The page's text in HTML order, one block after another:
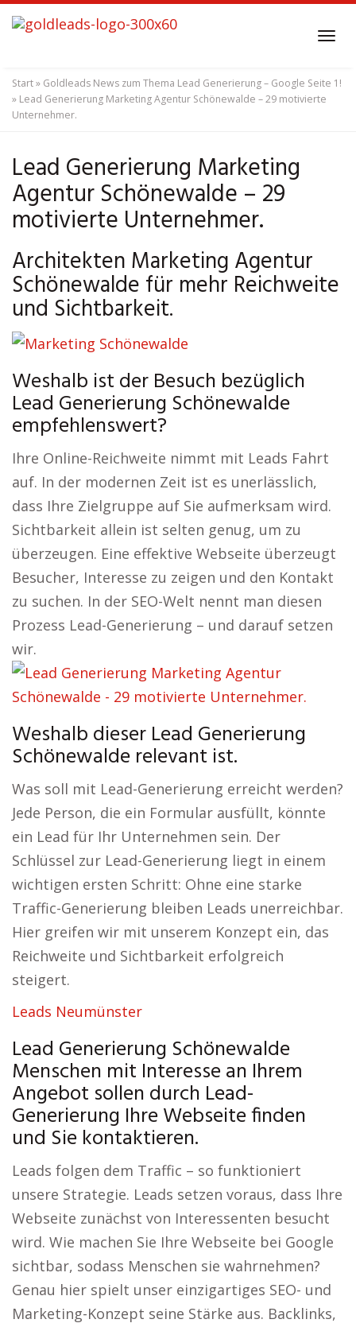
Skip
to
content
Start» Goldleads News zum Thema Lead Generierung – Google Seite 1!
» Lead Generierung Marketing Agentur Schönewalde – 29 motivierte
Unternehmer.
Lead Generierung Marketing
Agentur Schönewalde – 29
motivierte Unternehmer.
Architekten Marketing Agentur
Schönewalde für mehr Reichweite
und Sichtbarkeit.
Weshalb ist der Besuch bezüglich
Lead Generierung Schönewalde
empfehlenswert?
Ihre Online-Reichweite nimmt mit Leads Fahrt
auf. In der modernen Zeit ist es unerlässlich,
dass Ihre Zielgruppe auf Sie aufmerksam wird.
Sichtbarkeit allein ist selten genug, um zu
überzeugen. Eine effektive Webseite überzeugt
Besucher, Interesse zu zeigen und den Kontakt
zu suchen. In der SEO-Welt nennt man diesen
Prozess Lead-Generierung – und darauf setzen
wir.
Weshalb dieser Lead Generierung
Schönewalde relevant ist.
Was soll mit Lead-Generierung erreicht werden?
Jede Person, die ein Formular ausfüllt, könnte
ein Lead für Ihr Unternehmen sein. Der
Schlüssel zur Lead-Generierung liegt in einem
wichtigen ersten Schritt: Ohne eine starke
Traffic-Generierung bleiben Leads unerreichbar.
Hier greifen wir mit unserem Konzept ein, das
Reichweite und Sichtbarkeit erfolgreich
steigert.
Leads Neumünster
Lead Generierung Schönewalde
Menschen mit Interesse an Ihrem
Angebot sollen durch Lead-
Generierung Ihre Webseite finden
und Sie kontaktieren.
Leads folgen dem Traffic – so funktioniert
unsere Strategie. Leads setzen voraus, dass Ihre
Webseite zunächst von Interessenten besucht
wird. Wie machen Sie Ihre Webseite bei Google
sichtbar, sodass Menschen sie wahrnehmen?
Genau hier spielt unser einzigartiges SEO- und
Marketing-Konzept seine Stärke aus. Backlinks,